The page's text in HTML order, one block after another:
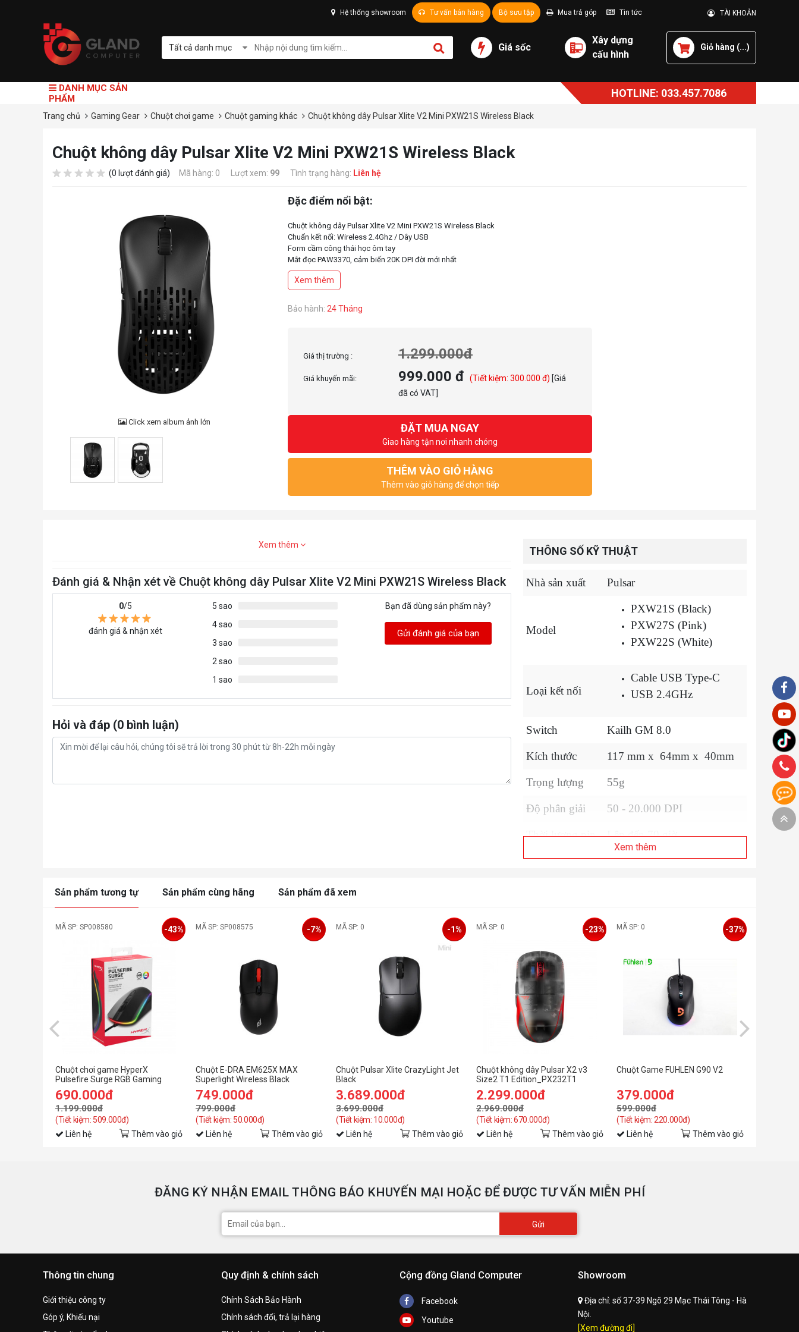
Hệ thống showroom Tư vấn bán hàng Bộ sưu tập Mua trả góp Tin tức TÀI KHOẢN
Tất cả danh mục Giá sốc
Xây dựng
cấu hình
Giỏ hàng (...)
DANH MỤC SẢN
PHẨM
HOTLINE: 033.457.7086
Trang chủ Gaming Gear Chuột chơi game Chuột gaming khác Chuột không dây Pulsar Xlite V2 Mini PXW21S Wireless Black
Chuột không dây Pulsar Xlite V2 Mini PXW21S Wireless Black
(0 lượt đánh giá) Mã hàng: 0 Lượt xem: 99 Tình trạng hàng: Liên hệ
Click xem album ảnh lớn
Đặc điểm nổi bật:
Chuột không dây Pulsar Xlite V2 Mini PXW21S Wireless Black
Chuẩn kết nối: Wireless 2.4Ghz / Dây USB
Form cầm công thái học ôm tay
Mắt đọc PAW3370, cảm biến 20K DPI đời mới nhất
Trọng lượng siêu nhẹ
Công nghệ không dây gần như không có độ trễ (lag)
Switch Kalih GM 8.0 chất lượng
Xem thêm
Bảo hành: 24 Tháng
Giá thị trường : 1.299.000đ
Giá khuyến mãi: 999.000 đ (Tiết kiệm: 300.000 đ) [Giá
đã có VAT]
ĐẶT MUA NGAY
Giao hàng tận nơi nhanh chóng
THÊM VÀO GIỎ HÀNG
Thêm vào giỏ hàng để chọn tiếp
Xem thêm
Đánh giá & Nhận xét về Chuột không dây Pulsar Xlite V2 Mini PXW21S Wireless Black
0/5
đánh giá & nhận xét
5 sao
4 sao
3 sao
2 sao
1 sao
Bạn đã dùng sản phẩm này?
Gửi đánh giá của bạn
Hỏi và đáp (0 bình luận)
THÔNG SỐ KỸ THUẬT
Nhà sản xuất Pulsar
Model
PXW21S (Black)
PXW27S (Pink)
PXW22S (White)
Loại kết nối
Cable USB Type-C
USB 2.4GHz
Switch Kailh GM 8.0
Kích thước 117 mm x 64mm x 40mm
Trọng lượng 55g
Độ phân giải 50 - 20.000 DPI
Thời lượng pin Lên đến 70 giờ
Số nút 5 nút
Xem thêm
Sản phẩm tương tự Sản phẩm cùng hãng Sản phẩm đã xem
MÃ SP: SP008580
Chuột chơi game HyperX
Pulsefire Surge RGB Gaming
690.000đ
1.199.000đ
(Tiết kiệm: 509.000đ)
-43%
Liên hệ Thêm vào giỏ
MÃ SP: SP008575
Chuột E-DRA EM625X MAX
Superlight Wireless Black
749.000đ
799.000đ
(Tiết kiệm: 50.000đ)
-7%
Liên hệ Thêm vào giỏ
MÃ SP: 0
Chuột Pulsar Xlite CrazyLight Jet
Black
3.689.000đ
3.699.000đ
(Tiết kiệm: 10.000đ)
-1%
Liên hệ Thêm vào giỏ
MÃ SP: 0
Chuột không dây Pulsar X2 v3
Size2 T1 Edition_PX232T1
2.299.000đ
2.969.000đ
(Tiết kiệm: 670.000đ)
-23%
Liên hệ Thêm vào giỏ
MÃ SP: 0
Chuột Game FUHLEN G90 V2
379.000đ
599.000đ
(Tiết kiệm: 220.000đ)
-37%
Liên hệ Thêm vào giỏ
ĐĂNG KÝ NHẬN EMAIL THÔNG BÁO KHUYẾN MẠI HOẶC ĐỂ ĐƯỢC TƯ VẤN MIỄN PHÍ
Gửi
Thông tin chung
Giới thiệu công ty
Góp ý, Khiếu nại
Quy định & chính sách
Chính Sách Bảo Hành
Chính sách đổi, trả lại hàng
Cộng đồng Gland Computer
Facebook
Youtube
Showroom
Địa chỉ: số 37-39 Ngõ 29 Mạc Thái Tông - Hà
Nội.
[Xem đường đi]